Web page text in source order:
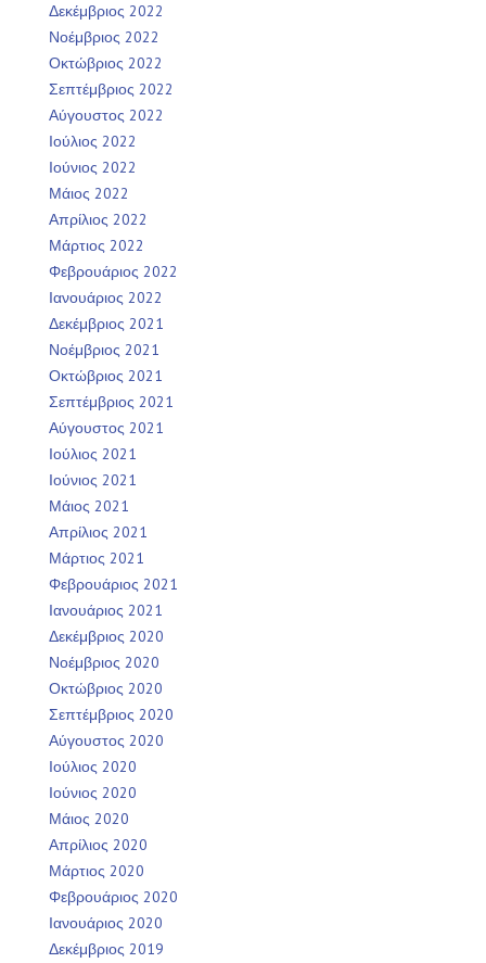
Δεκέμβριος 2022
Νοέμβριος 2022
Οκτώβριος 2022
Σεπτέμβριος 2022
Αύγουστος 2022
Ιούλιος 2022
Ιούνιος 2022
Μάιος 2022
Απρίλιος 2022
Μάρτιος 2022
Φεβρουάριος 2022
Ιανουάριος 2022
Δεκέμβριος 2021
Νοέμβριος 2021
Οκτώβριος 2021
Σεπτέμβριος 2021
Αύγουστος 2021
Ιούλιος 2021
Ιούνιος 2021
Μάιος 2021
Απρίλιος 2021
Μάρτιος 2021
Φεβρουάριος 2021
Ιανουάριος 2021
Δεκέμβριος 2020
Νοέμβριος 2020
Οκτώβριος 2020
Σεπτέμβριος 2020
Αύγουστος 2020
Ιούλιος 2020
Ιούνιος 2020
Μάιος 2020
Απρίλιος 2020
Μάρτιος 2020
Φεβρουάριος 2020
Ιανουάριος 2020
Δεκέμβριος 2019